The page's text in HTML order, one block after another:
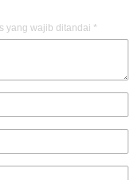
yang wajib ditandai *